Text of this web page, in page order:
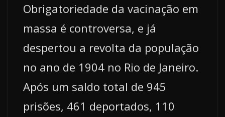
Obrigatoriedade da vacinação em
massa é controversa, e já
despertou a revolta da população
no ano de 1904 no Rio de Janeiro.
Após um saldo total de 945
prisões, 461 deportados, 110